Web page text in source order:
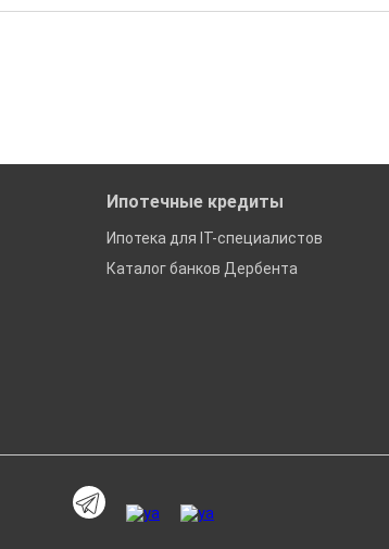
Ипотечные кредиты
Ипотека для IT-специалистов
Каталог банков Дербента